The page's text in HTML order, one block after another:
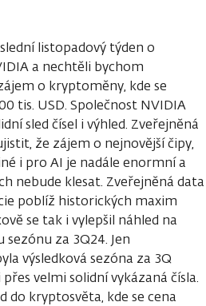
listopadový týden o
a nechtěli bychom
o kryptoměny, kde se
tis. USD. Společnost NVIDIA
sled čísel i výhled. Zveřejněná
že zájem o nejnovější čipy,
i pro AI je nadále enormní a
nebude klesat. Zveřejněná data
poblíž historických maxim
se tak i vylepšil náhled na
za 3Q24. Jen
výsledková sezóna za 3Q
velmi solidní vykázaná čísla.
do kryptosvěta, kde se cena